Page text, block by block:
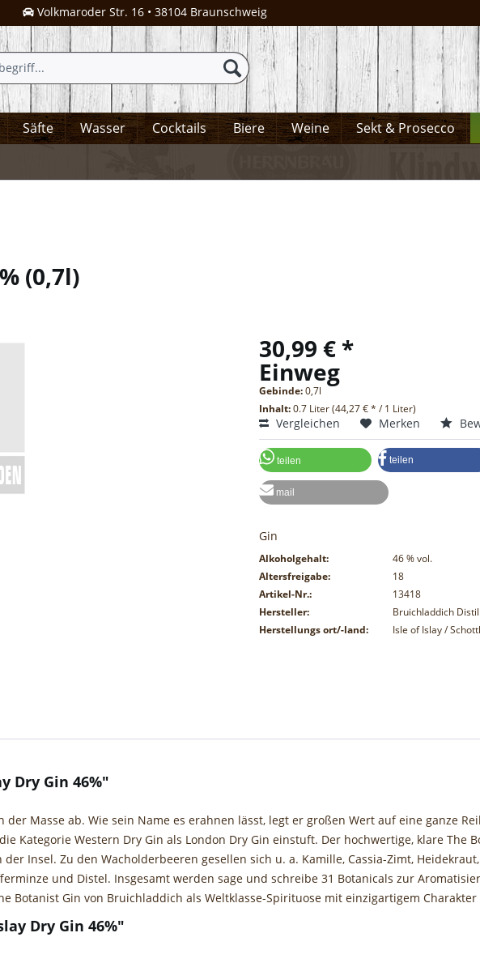
Volkmaroder Str. 16 • 38104 Braunschweig
Säfte Wasser Cocktails Biere Weine Sekt & Prosecco
(0,7l)
30,99 € *
Einweg
Gebinde:0,7l
Inhalt:0.7 Liter (44,27 € * / 1 Liter)
Vergleichen Merken
teilen teilen
mail
Gin
Alkoholgehalt: 46% vol.
Altersfreigabe:
18
Artikel-Nr.:
13418
Hersteller:
Bruichladdich
Herstellungs ort/-land:
Isle of Islay /
Dry Gin 46%"
Masse ab. Wie sein Name es erahnen lässt, legt er großen Wert auf eine ganze
Kategorie Western Dry Gin als London Dry Gin einstuft. Der hochwertige, klare The
Insel. Zu den Wacholderbeeren gesellen sich u. a. Kamille, Cassia-Zimt,
und Distel. Insgesamt werden sage und schreibe 31 Botanicals zur
Botanist Gin von Bruichladdich als Weltklasse-Spirituose mit einzigartigem
Dry Gin 46%"